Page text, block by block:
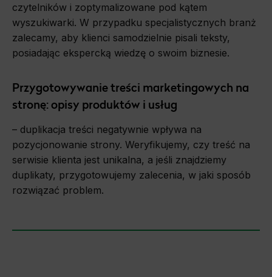
czytelników i zoptymalizowane pod kątem
wyszukiwarki. W przypadku specjalistycznych branż
zalecamy, aby klienci samodzielnie pisali teksty,
posiadając ekspercką wiedzę o swoim biznesie.
Przygotowywanie treści marketingowych na
stronę: opisy produktów i usług
– duplikacja treści negatywnie wpływa na
pozycjonowanie strony. Weryfikujemy, czy treść na
serwisie klienta jest unikalna, a jeśli znajdziemy
duplikaty, przygotowujemy zalecenia, w jaki sposób
rozwiązać problem.